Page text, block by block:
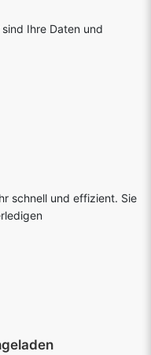
Ihre Daten und
schnell und effizient. Sie